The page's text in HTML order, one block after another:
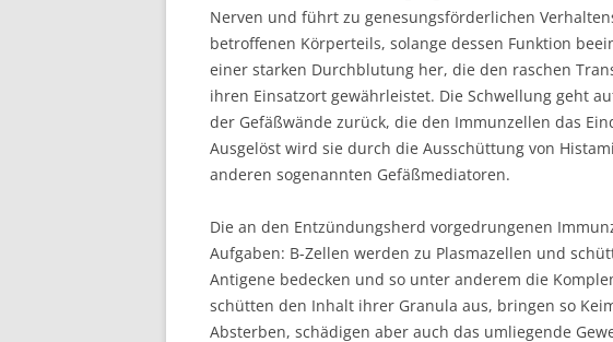
Nerven und führt zu genesungsförderlichen
betroffenen Körperteils, solange dessen Funktion
einer starken Durchblutung her, die den raschen
ihren Einsatzort gewährleistet. Die Schwellung geht
der Gefäßwände zurück, die den Immunzellen das
Ausgelöst wird sie durch die Ausschüttung von
anderen sogenannten Gefäßmediatoren.
Die an den Entzündungsherd vorgedrungenen
Aufgaben: B-Zellen werden zu Plasmazellen und
Antigene bedecken und so unter anderem die
schütten den Inhalt ihrer Granula aus, bringen so
Absterben, schädigen aber auch das umliegende